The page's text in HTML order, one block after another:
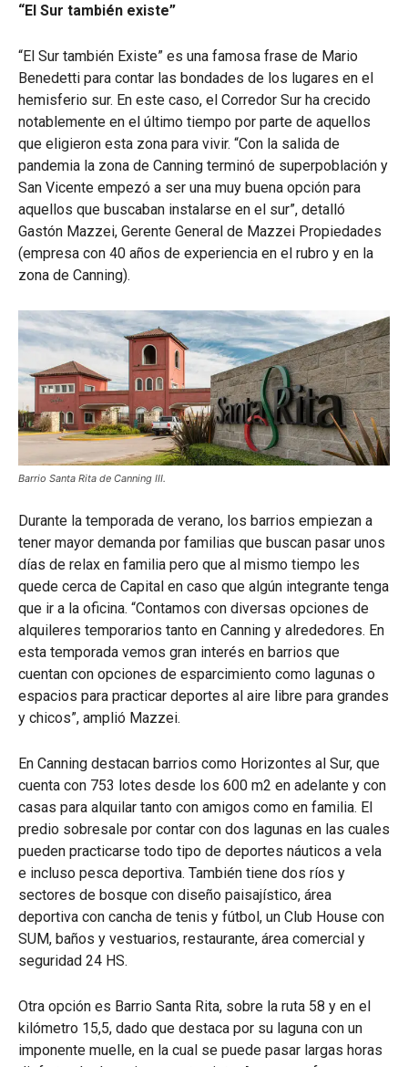
“El Sur también existe”
“El Sur también Existe” es una famosa frase de Mario
Benedetti para contar las bondades de los lugares en el
hemisferio sur. En este caso, el Corredor Sur ha crecido
notablemente en el último tiempo por parte de aquellos
que eligieron esta zona para vivir. “Con la salida de
pandemia la zona de Canning terminó de superpoblación y
San Vicente empezó a ser una muy buena opción para
aquellos que buscaban instalarse en el sur”, detalló
Gastón Mazzei, Gerente General de Mazzei Propiedades
(empresa con 40 años de experiencia en el rubro y en la
zona de Canning).
Barrio Santa Rita de Canning III.
Durante la temporada de verano, los barrios empiezan a
tener mayor demanda por familias que buscan pasar unos
días de relax en familia pero que al mismo tiempo les
quede cerca de Capital en caso que algún integrante tenga
que ir a la oficina. “Contamos con diversas opciones de
alquileres temporarios tanto en Canning y alrededores. En
esta temporada vemos gran interés en barrios que
cuentan con opciones de esparcimiento como lagunas o
espacios para practicar deportes al aire libre para grandes
y chicos”, amplió Mazzei.
En Canning destacan barrios como Horizontes al Sur, que
cuenta con 753 lotes desde los 600 m2 en adelante y con
casas para alquilar tanto con amigos como en familia. El
predio sobresale por contar con dos lagunas en las cuales
pueden practicarse todo tipo de deportes náuticos a vela
e incluso pesca deportiva. También tiene dos ríos y
sectores de bosque con diseño paisajístico, área
deportiva con cancha de tenis y fútbol, un Club House con
SUM, baños y vestuarios, restaurante, área comercial y
seguridad 24 HS.
Otra opción es Barrio Santa Rita, sobre la ruta 58 y en el
kilómetro 15,5, dado que destaca por su laguna con un
imponente muelle, en la cual se puede pasar largas horas